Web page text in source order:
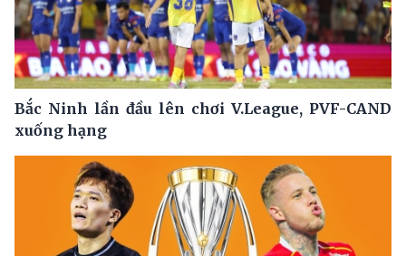
Bắc Ninh lần đầu lên chơi V.League, PVF-CAND
xuống hạng